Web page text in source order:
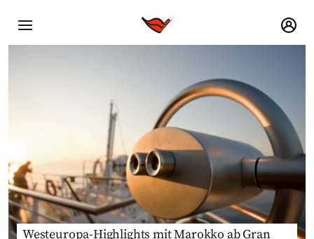
Westeuropa-Highlights mit Marokko ab Gran